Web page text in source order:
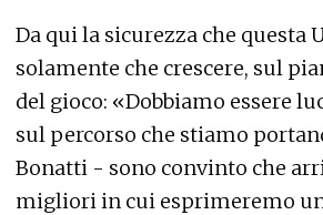
Da qui la sicurezza che questa
solamente che crescere, sul
del gioco: «Dobbiamo essere
sul percorso che stiamo
Bonatti - sono convinto che
migliori in cui esprimeremo